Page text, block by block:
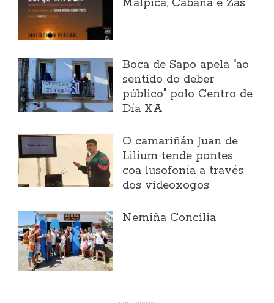
Boca de Sapo apela "ao
sentido do deber
público" polo Centro de
Día XA
O camariñán Juan de
Lilium tende pontes
coa lusofonía a través
dos videoxogos
Nemiña Concilia